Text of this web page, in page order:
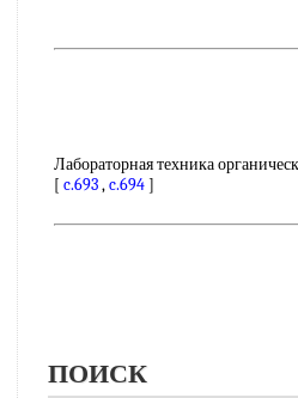
Лабораторная техника
[ c.693,c.694]
ПОИСК